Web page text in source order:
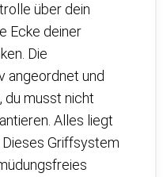
über dein
Ecke deiner
Die
angeordnet und
du musst nicht
Alles liegt
Dieses Griffsystem